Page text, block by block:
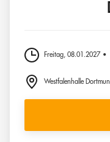
Freitag, 08.01.2027
Westfalenhalle